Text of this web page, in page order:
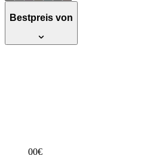
Bestpreis von
Empfehlenswert
00€